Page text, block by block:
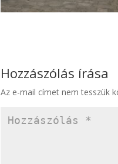
Hozzászólás írása
Az e-mail címet nem tesszük